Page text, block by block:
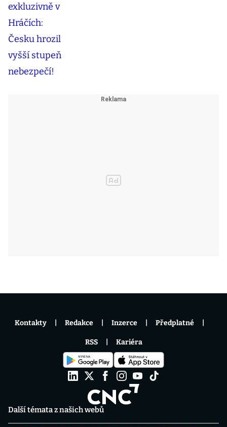
Další témata z našich webů
Kontakty Redakce Inzerce Předplatné
RSS Kariéra